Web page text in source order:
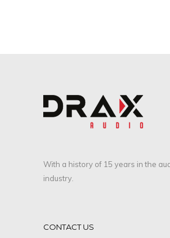
With a history of 15 years in the
industry.
CONTACT US